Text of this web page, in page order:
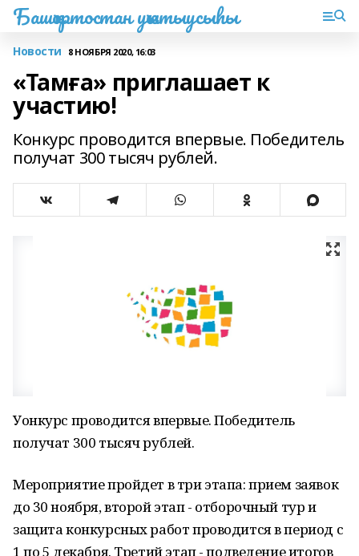
Башҡортостан уҡытыусыһы
Новости 8 НОЯБРЯ 2020, 16:03
«Тамға» приглашает к
участию!
Конкурс проводится впервые. Победитель
получат 300 тысяч рублей.
Уонкурс проводится впервые. Победитель
получат 300 тысяч рублей.
Мероприятие пройдет в три этапа: прием заявок
до 30 ноября, второй этап - отборочный тур и
защита конкурсных работ проводится в период с
1 по 5 декабря. Третий этап - подведение итогов